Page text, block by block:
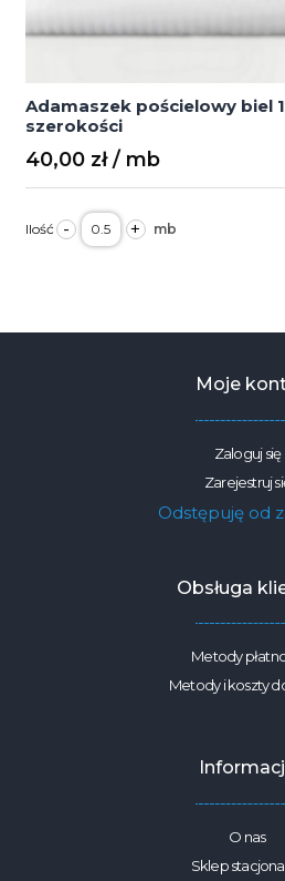
Adamaszek pościelowy biel
szerokości
40,00 zł
- ilość
Adamaszek
pościelowy
szerokości
+
Moje
Zaloguj się
Zarejestruj
Odstępuję od
Obsługa
Metody
Metody i koszty
O nas
Sklep